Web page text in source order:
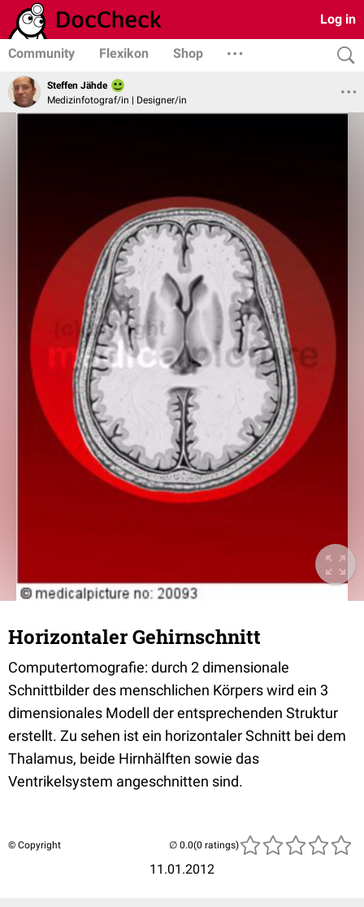
Log in
Community Flexikon Shop
Steffen Jähde
Medizinfotograf/in | Designer/in
Horizontaler Gehirnschnitt
Computertomografie: durch 2 dimensionale
Schnittbilder des menschlichen Körpers wird ein 3
dimensionales Modell der entsprechenden Struktur
erstellt. Zu sehen ist ein horizontaler Schnitt bei dem
Thalamus, beide Hirnhälften sowie das
Ventrikelsystem angeschnitten sind.
© Copyright
11.01.2012
(0 ratings)